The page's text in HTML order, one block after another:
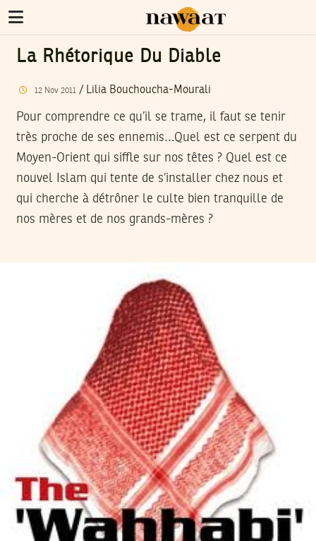
La Rhétorique Du Diable
12 Nov 2011/ Lilia Bouchoucha-Mourali
Pour comprendre ce qu’il se trame, il faut se tenir
très proche de ses ennemis…Quel est ce serpent du
Moyen-Orient qui siffle sur nos têtes ? Quel est ce
nouvel Islam qui tente de s’installer chez nous et
qui cherche à détrôner le culte bien tranquille de
nos mères et de nos grands-mères ?